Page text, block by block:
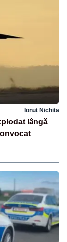
Ionuț Nichita
lângă